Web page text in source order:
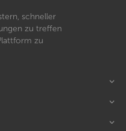
schneller
zu treffen
zu